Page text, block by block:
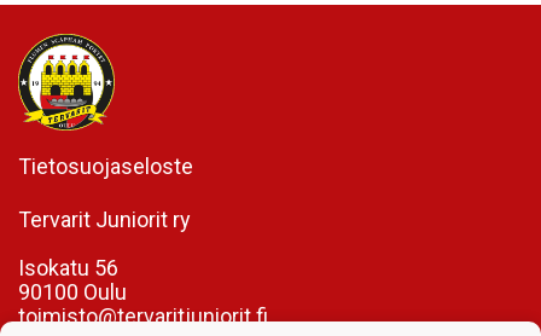
Tietosuojaseloste
Tervarit Juniorit ry
Isokatu 56
90100 Oulu
toimisto@tervaritjuniorit.fi